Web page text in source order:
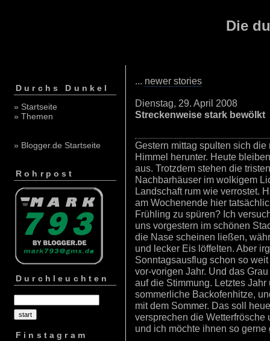
Die
Durchs Dunkel
» Startseite
» Themen
» Blogger.de Startseite
Rohrpost
Durchleuchten
Finstagram
... newer stories
Dienstag, 29. April 2008
Streckenweise stark bewölkt
Gestern mittag spulten sich
Himmel herunter. Heute
aus. Trotzdem stehen die
Nachbarhäuser im wolkigem
Landschaft rum wie verrostet.
am Wochenende hier
Frühling zu spüren? Ich
uns vorgestern im schönen
die Nase scheinen ließen,
und lecker Eis löffelten. Aber
Sonntagsausflug schon so
vor-vorigen Jahr. Und das
auf die Stimmung. Letztes
sommerliche Backofenhitze,
mit dem Sommer. Das soll
versprechen die
und ich möchte ihnen so gerne